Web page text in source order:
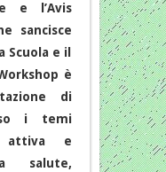
e l’Avis
sancisce
Scuola e il
è
di
i temi
attiva e
salute,